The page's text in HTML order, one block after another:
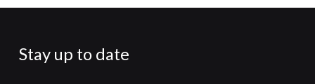
Stay up to date